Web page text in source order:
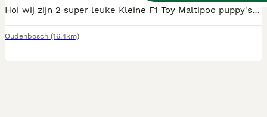
Hoi wij zijn 2 super leuke Kleine F1 Toy Maltipoo puppy's Wij zijn de eerste week van Juni geboren en mogen dus binnenkort verhuizen. We blijven klein en schattig omdat: Moeder is een Maltezer met schofthoogte 25cm Vader is Toypoedel met schofthoogte 22cm De pups zijn in huis opgegroeid met verschillende kinderen dus super aanhankelijk, lief en speels. Als ze het nest verlaten krijgen ze een puppy pakket mee bestaande uit: brokjes die ze gewend zijn, dekentje met nestgeur en speeltje. Ze zijn bij ons thuis te bezichtigen op afspraak. Heeft u interesse neem dan contact op via de chat of bel op 06 49103549 Hopelijk tot snel
Oudenbosch (16.4km)